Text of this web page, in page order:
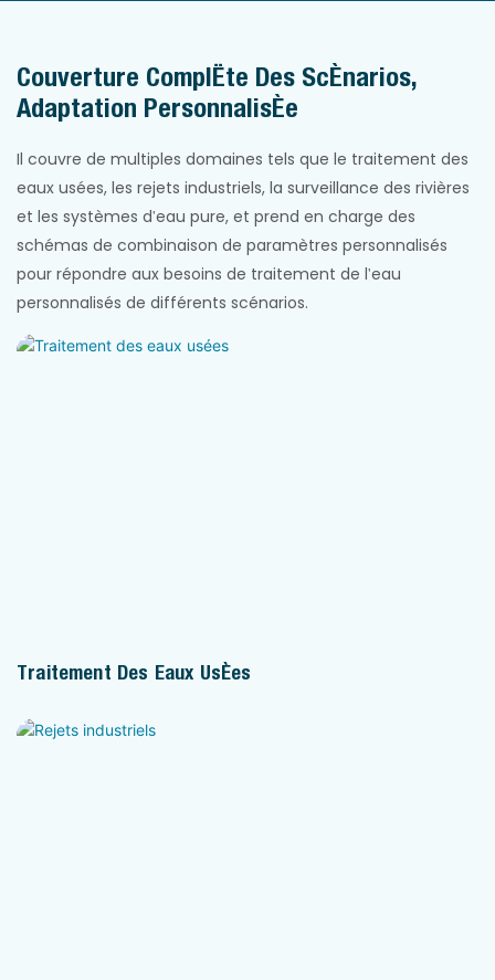
Couverture Complète Des Scénarios,
Adaptation Personnalisée
Il couvre de multiples domaines tels que le traitement des
eaux usées, les rejets industriels, la surveillance des rivières
et les systèmes d'eau pure, et prend en charge des
schémas de combinaison de paramètres personnalisés
pour répondre aux besoins de traitement de l'eau
personnalisés de différents scénarios.
Traitement Des Eaux Usées